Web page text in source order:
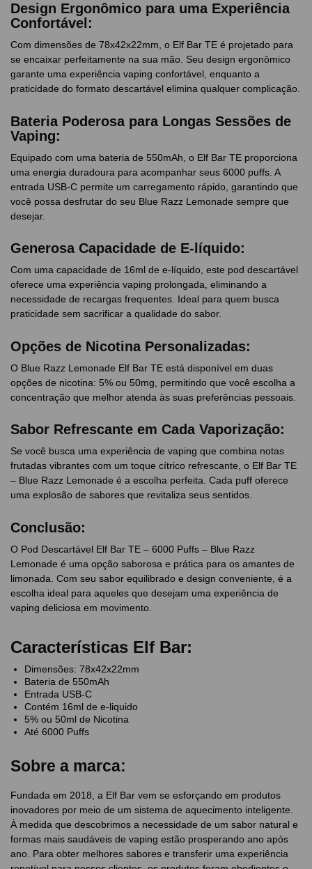
Design Ergonômico para uma Experiência
Confortável:
Com dimensões de 78x42x22mm, o Elf Bar TE é projetado para
se encaixar perfeitamente na sua mão. Seu design ergonômico
garante uma experiência vaping confortável, enquanto a
praticidade do formato descartável elimina qualquer complicação.
Bateria Poderosa para Longas Sessões de
Vaping:
Equipado com uma bateria de 550mAh, o Elf Bar TE proporciona
uma energia duradoura para acompanhar seus 6000 puffs. A
entrada USB-C permite um carregamento rápido, garantindo que
você possa desfrutar do seu Blue Razz Lemonade sempre que
desejar.
Generosa Capacidade de E-líquido:
Com uma capacidade de 16ml de e-líquido, este pod descartável
oferece uma experiência vaping prolongada, eliminando a
necessidade de recargas frequentes. Ideal para quem busca
praticidade sem sacrificar a qualidade do sabor.
Opções de Nicotina Personalizadas:
O Blue Razz Lemonade Elf Bar TE está disponível em duas
opções de nicotina: 5% ou 50mg, permitindo que você escolha a
concentração que melhor atenda às suas preferências pessoais.
Sabor Refrescante em Cada Vaporização:
Se você busca uma experiência de vaping que combina notas
frutadas vibrantes com um toque cítrico refrescante, o Elf Bar TE
– Blue Razz Lemonade é a escolha perfeita. Cada puff oferece
uma explosão de sabores que revitaliza seus sentidos.
Conclusão:
O Pod Descartável Elf Bar TE – 6000 Puffs – Blue Razz
Lemonade é uma opção saborosa e prática para os amantes de
limonada. Com seu sabor equilibrado e design conveniente, é a
escolha ideal para aqueles que desejam uma experiência de
vaping deliciosa em movimento.
Características Elf Bar:
Dimensões: 78x42x22mm
Bateria de 550mAh
Entrada USB-C
Contém 16ml de e-liquido
5% ou 50ml de Nicotina
Até 6000 Puffs
Sobre a marca:
Fundada em 2018, a Elf Bar vem se esforçando em produtos
inovadores por meio de um sistema de aquecimento inteligente.
À medida que descobrimos a necessidade de um sabor natural e
formas mais saudáveis de vaping estão prosperando ano após
ano. Para obter melhores sabores e transferir uma experiência